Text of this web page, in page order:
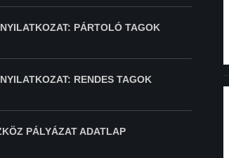
PÁRTOLÓ TAGOK
RENDES TAGOK
PÁLYÁZAT ADATLAP